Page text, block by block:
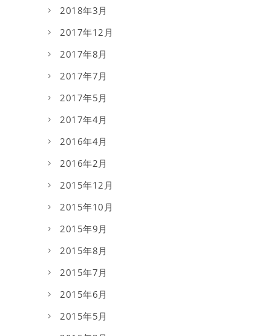
2018年3月
2017年12月
2017年8月
2017年7月
2017年5月
2017年4月
2016年4月
2016年2月
2015年12月
2015年10月
2015年9月
2015年8月
2015年7月
2015年6月
2015年5月